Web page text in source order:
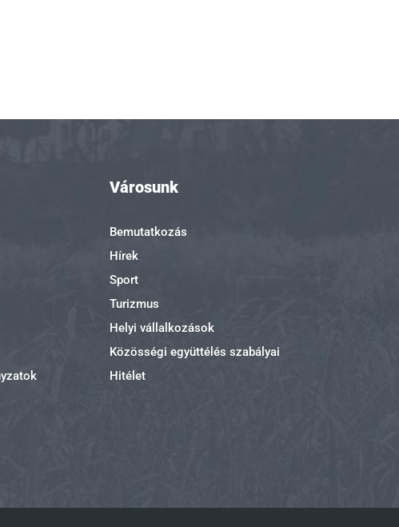
Városunk
Bemutatkozás
Hírek
Sport
Turizmus
Helyi vállalkozások
Közösségi együttélés szabályai
Hitélet